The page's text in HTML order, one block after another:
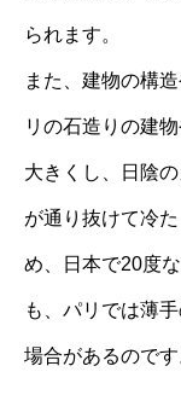
られます。
また、建物の構
リの石造りの建
大きくし、日陰
が通り抜けて冷
め、日本で20度
も、パリでは薄
場合があるのです